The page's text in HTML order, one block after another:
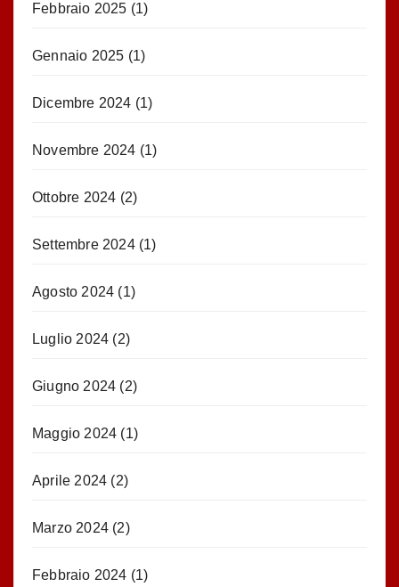
Febbraio 2025 (1)
Gennaio 2025 (1)
Dicembre 2024 (1)
Novembre 2024 (1)
Ottobre 2024 (2)
Settembre 2024(1)
Agosto 2024 (1)
Luglio 2024 (2)
Giugno 2024 (2)
Maggio 2024 (1)
Aprile 2024 (2)
Marzo 2024 (2)
Febbraio 2024 (1)